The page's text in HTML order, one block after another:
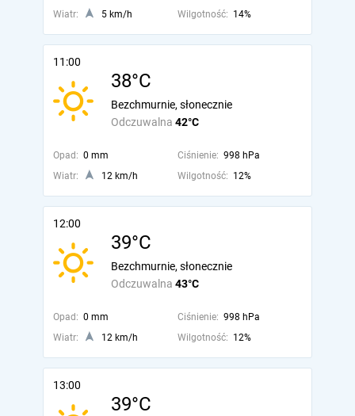
Wiatr:
5 km/h Wilgotność: 14%
11:00
38°C
Odczuwalna 42°C
Bezchmurnie, słonecznie
Opad: 0 mm Ciśnienie: 998 hPa
Wiatr:
12 km/h Wilgotność: 12%
12:00
39°C
Odczuwalna 43°C
Bezchmurnie, słonecznie
Opad: 0 mm Ciśnienie: 998 hPa
Wiatr:
12 km/h Wilgotność: 12%
13:00
39°C